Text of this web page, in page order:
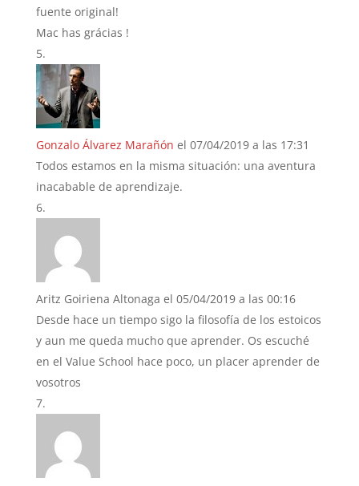
fuente original!
Mac has grácias !
Gonzalo Álvarez Marañón el 07/04/2019 a las 17:31
Todos estamos en la misma situación: una aventura
inacabable de aprendizaje.
Aritz Goiriena Altonaga el 05/04/2019 a las 00:16
Desde hace un tiempo sigo la filosofía de los estoicos
y aun me queda mucho que aprender. Os escuché
en el Value School hace poco, un placer aprender de
vosotros